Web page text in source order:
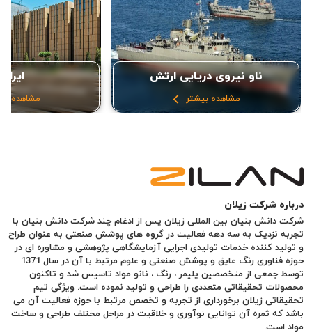
ناو نیروی دریایی ارتش
مشاهده بیشتر مشاهده
درباره شرکت زیلان
شرکت دانش بنیان بین المللی زیلان پس از ادغام چند شرکت دانش بنیان با
تجربه نزدیک به سه دهه فعالیت در گروه های پوشش صنعتی به عنوان طراح
و تولید کننده خدمات تولیدی اجرایی آزمایشگاهی پژوهشی و مشاوره ای در
حوزه فناوری رنگ عایق و پوشش صنعتی و علوم مرتبط با آن در سال 1371
توسط جمعی از متخصصین پلیمر ، رنگ ، نانو مواد تاسیس شد و تاکنون
محصولات تحقیقاتی متعددی را طراحی و تولید نموده است. ویژگی تیم
تحقیقاتی زیلان برخورداری از تجربه و تخصص مرتبط با حوزه فعالیت آن می
باشد که ثمره آن توانایی نوآوری و خلاقیت در مراحل مختلف طراحی و ساخت
مواد است.